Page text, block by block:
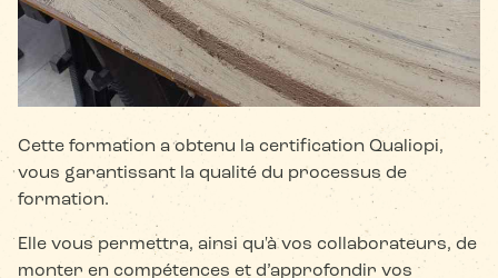
Cette formation a obtenu la certification Qualiopi,
vous garantissant la qualité du processus de
formation.
Elle vous permettra, ainsi qu'à vos collaborateurs, de
monter en compétences et d’approfondir vos